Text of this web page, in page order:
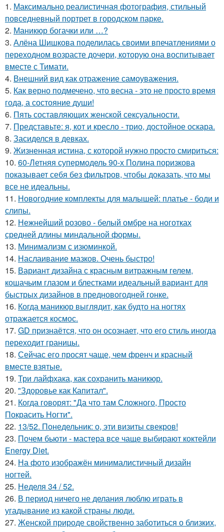
1. Максимально реалистичная фотография, стильный
повседневный портрет в городском парке.
2. Маникюр богачки или …?
3. Алёна Шишкова поделилась своими впечатлениями о
переходном возрасте дочери, которую она воспитывает
вместе с Тимати.
4. Внешний вид как отражение самоуважения.
5. Как верно подмечено, что весна - это не просто время
года, а состояние души!
6. Пять составляющих женской сексуальности.
7. Представьте: я, кот и кресло - трио, достойное оскара.
8. Засиделся в девках.
9. Жизненная истина, с которой нужно просто смириться:
10. 60-Летняя супермодель 90-х Полина поризкова
показывает себя без фильтров, чтобы доказать, что мы
все не идеальны.
11. Новогодние комплекты для малышей: платье - боди и
слипы.
12. Нежнейший розово - белый омбре на ноготках
средней длины миндальной формы.
13. Минимализм с изюминкой.
14. Наслаивание мазков. Очень быстро!
15. Вариант дизайна с красным витражным гелем,
кошачьим глазом и блестками идеальный вариант для
быстрых дизайнов в предновогодней гонке.
16. Когда маникюр выглядит, как будто на ногтях
отражается космос.
17. GD признаётся, что он осознает, что его стиль иногда
переходит границы.
18. Сейчас его просят чаще, чем френч и красный
вместе взятые.
19. Три лайфхака, как сохранить маникюр.
20. "Здоровье как Капитал".
21. Когда говорят: "Да что там Сложного, Просто
Покрасить Ногти".
22. 13/52. Понедельник: о, эти визиты свекров!
23. Почем бьюти - мастера все чаще выбирают коктейли
Energy Diet.
24. На фото изображён минималистичный дизайн
ногтей.
25. Неделя 34 / 52.
26. В период ничего не делания люблю играть в
угадывание из какой страны люди.
27. Женской природе свойственно заботиться о близких,